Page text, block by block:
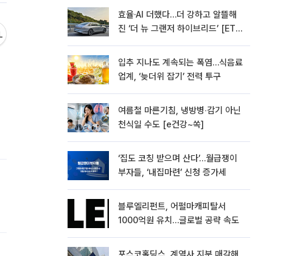
효율·AI 더했다…더 강하고 알뜰해
진 ‘더 뉴 그랜저 하이브리드’ [ET의
입추 지나도 계속되는 폭염…식음료
업계, ‘늦더위 잡기’ 전력 투구
여름철 마른기침, 냉방병‧감기 아닌
천식일 수도 [e건강~쏙]
‘집도 코칭 받으며 산다’…월급쟁이
부자들, ‘내집마련’ 신청 증가세
블루엘리펀트, 어펄마캐피탈서
1000억원 유치…글로벌 공략 속도